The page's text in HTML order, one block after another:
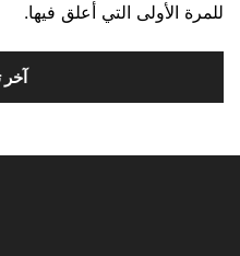
للمرة الأولى التي أعلق فيها.